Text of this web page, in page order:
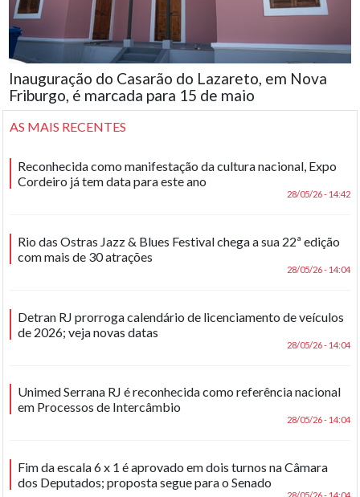
Inauguração do Casarão do Lazareto, em Nova
Friburgo, é marcada para 15 de maio
AS MAIS RECENTES
Reconhecida como manifestação da cultura nacional, Expo
Cordeiro já tem data para este ano
28/05/26 - 14:42
Rio das Ostras Jazz & Blues Festival chega a sua 22ª edição
com mais de 30 atrações
28/05/26 - 14:04
Detran RJ prorroga calendário de licenciamento de veículos
de 2026; veja novas datas
28/05/26 - 14:04
Unimed Serrana RJ é reconhecida como referência nacional
em Processos de Intercâmbio
28/05/26 - 14:04
Fim da escala 6 x 1 é aprovado em dois turnos na Câmara
dos Deputados; proposta segue para o Senado